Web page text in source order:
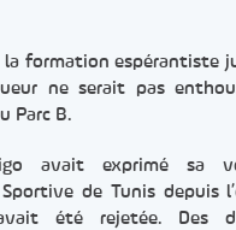
la formation espérantiste
ne serait pas
Parc B.
avait exprimé sa
Sportive de Tunis depuis
été rejetée. Des